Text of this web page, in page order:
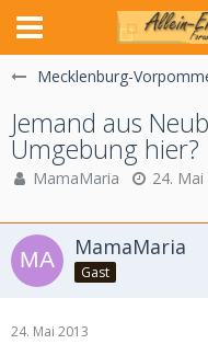
Mecklenburg-
Jemand aus
Umgebung hier?
MamaMaria 24. Mai
MamaMaria
Gast
24. Mai 2013